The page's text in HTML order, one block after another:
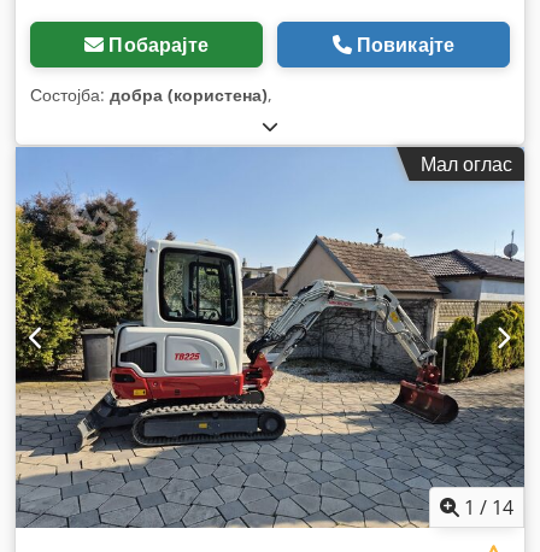
Побарајте Повикајте
Состојба: добра (користена),
Мал оглас
1 / 14